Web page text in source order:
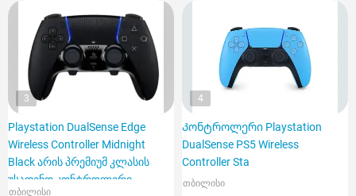
3
Playstation DualSense Edge
Wireless Controller Midnight
Black არის პრემიუმ კლასის
უსადენო კონტროლერი
თბილისი
4
Კონტროლერი Playstation
DualSense PS5 Wireless
Controller Sta
თბილისი